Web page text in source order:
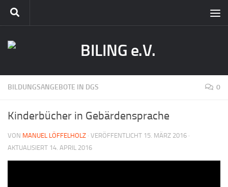
BILDUNGSANGEBOTE IN DGS 0
Kinderbücher in Gebärdensprache
VON MANUEL LÖFFELHOLZ · VERÖFFENTLICHT 15. MÄRZ 2016 ·
AKTUALISIERT 14. APRIL 2016